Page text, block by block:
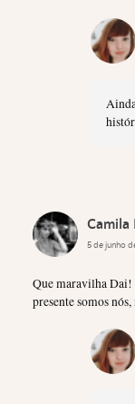
Camila
5 de junho
Que maravilha Dai!
presente somos